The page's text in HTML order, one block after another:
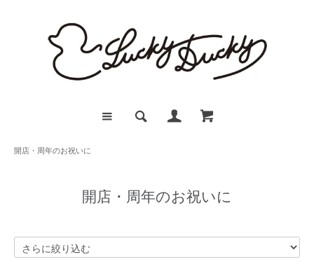
開店・周年のお祝いに
開店・周年のお祝いに